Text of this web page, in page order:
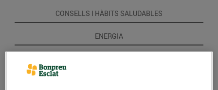
CONSELLS I HÀBITS SALUDABLES
ENERGIA